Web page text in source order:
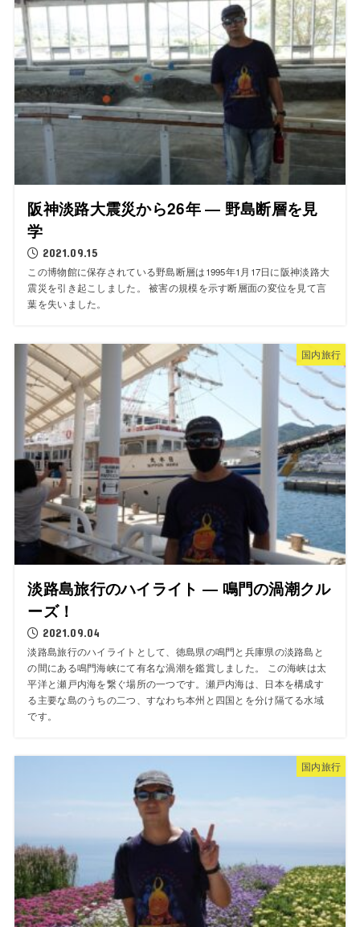
阪神淡路大震災から26年 ― 野島断層を見
学
2021.09.15
この博物館に保存されている野島断層は1995年1月17日に阪神淡路大
震災を引き起こしました。 被害の規模を示す断層面の変位を見て言
葉を失いました。
国内旅行
淡路島旅行のハイライト ― 鳴門の渦潮クル
ーズ！
2021.09.04
淡路島旅行のハイライトとして、徳島県の鳴門と兵庫県の淡路島と
の間にある鳴門海峡にて有名な渦潮を鑑賞しました。 この海峡は太
平洋と瀬戸内海を繋ぐ場所の一つです。瀬戸内海は、日本を構成す
る主要な島のうちの二つ、すなわち本州と四国とを分け隔てる水域
です。
国内旅行